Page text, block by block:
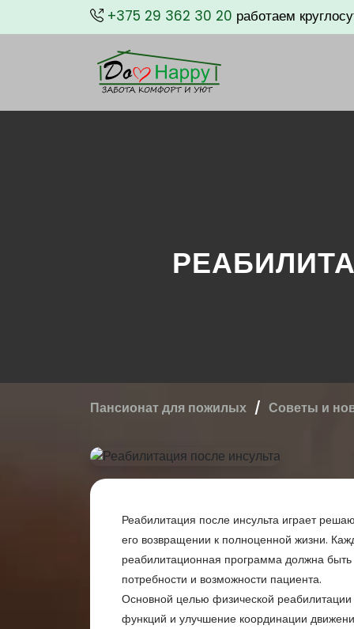
Реабилитация после
+375 29 362 30 20 работаем
Пансионат для пожилых Советы и
Реабилитация после инсульта играет
его возвращении к полноценной жизни.
реабилитационная программа должна
потребности и возможности пациента.
Основной целью физической реабилитации
функций и улучшение координации